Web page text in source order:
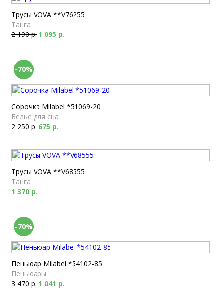
Трусы VOVA **V76255
Танга
2 190 р. 1 095 р.
-70%
Сорочка Milabel *51069-20
Белье для сна
2 250 р. 675 р.
Трусы VOVA **V68555
Танга
1 370 р.
-70%
Пеньюар Milabel *54102-85
Пеньюары
3 470 р. 1 041 р.